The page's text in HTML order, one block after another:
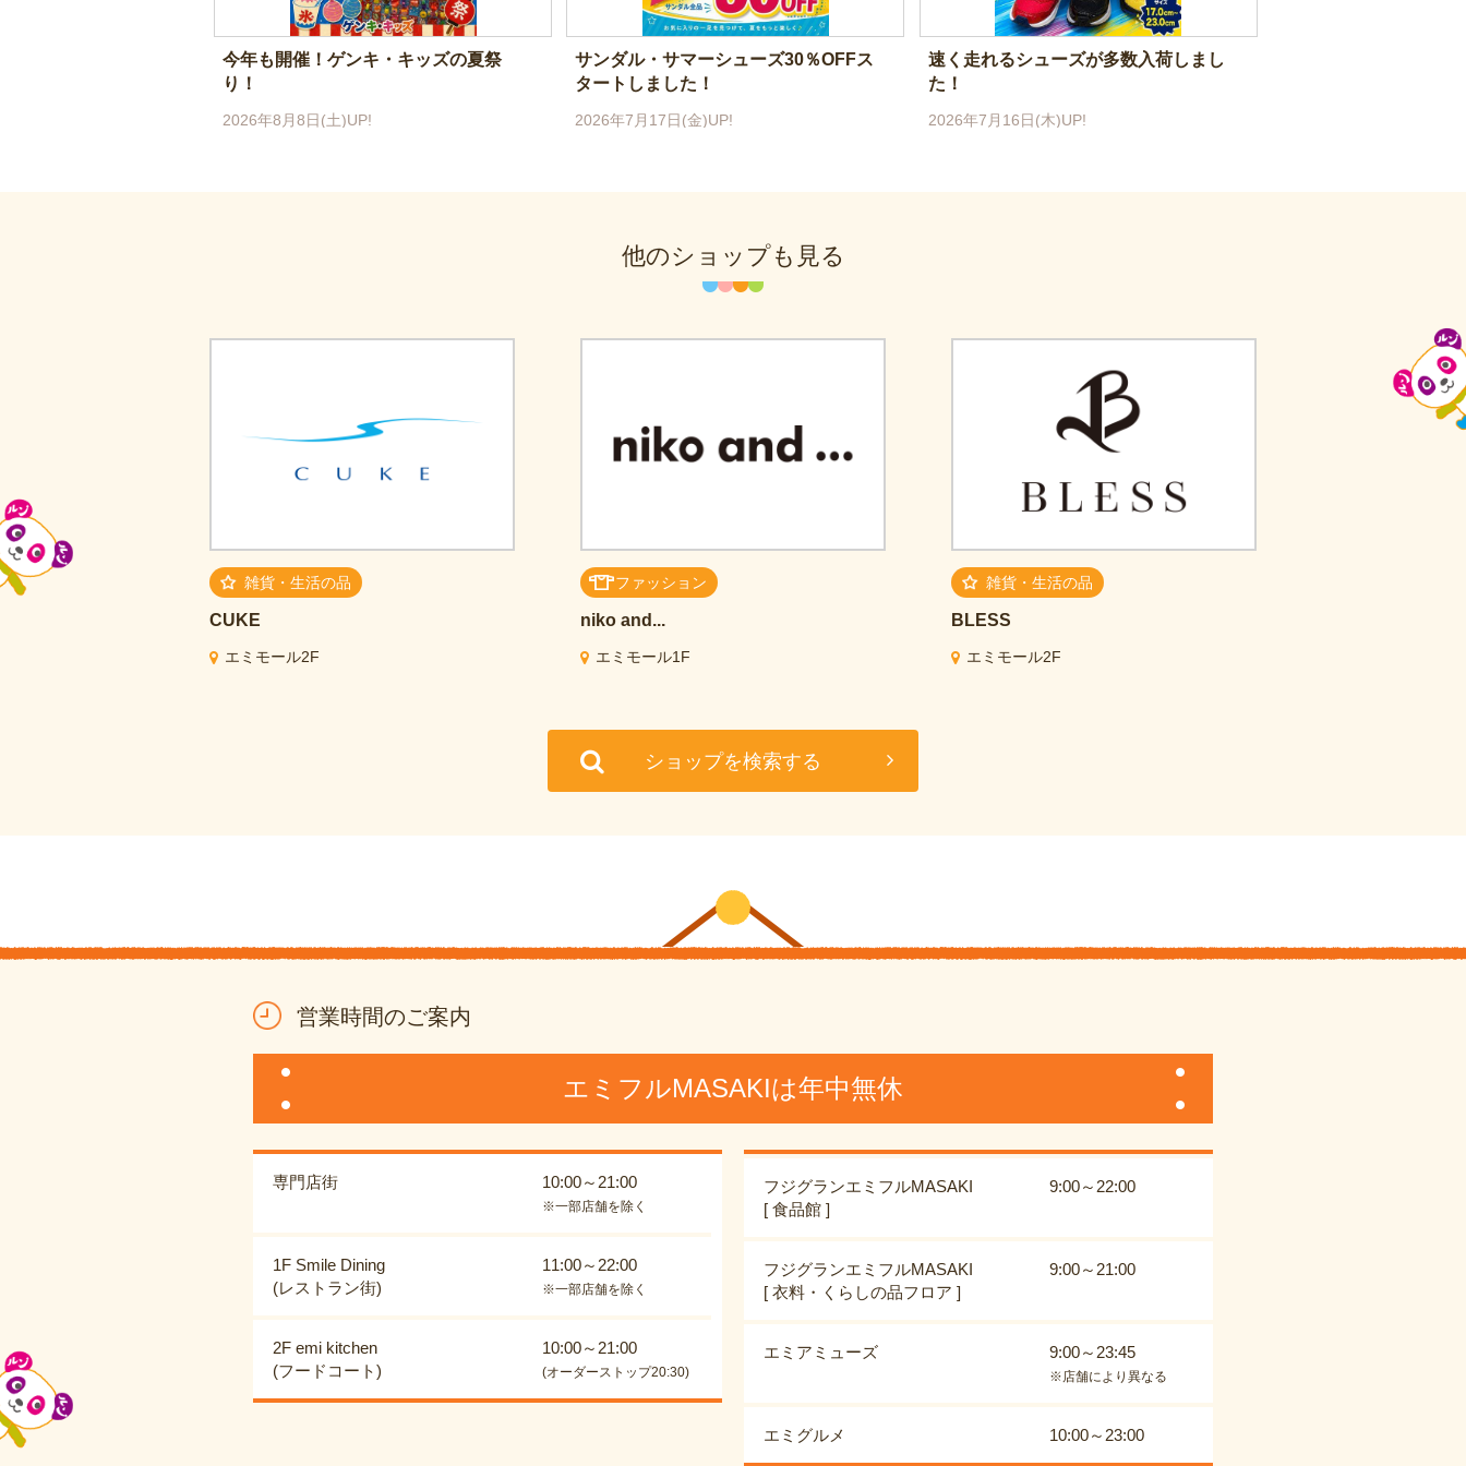
今年も開催！ゲンキ・キッズの夏祭
り！
2026年8月8日(土)UP!
サンダル・サマーシューズ30％OFFス
タートしました！
2026年7月17日(金)UP!
速く走れるシューズが多数入荷しまし
た！
2026年7月16日(木)UP!
他のショップも見る
雑貨・生活の品
CUKE
エミモール2F
ファッション
niko and...
エミモール1F
雑貨・生活の品
BLESS
エミモール2F
ショップを検索する
営業時間のご案内
エミフルMASAKIは年中無休
専門店街 10:00～21:00
※一部店舗を除く
1F Smile Dining
(レストラン街)
11:00～22:00
※一部店舗を除く
2F emi kitchen
(フードコート)
10:00～21:00
(オーダーストップ20:30)
フジグランエミフルMASAKI
[ 食品館 ]
9:00～22:00
フジグランエミフルMASAKI
[ 衣料・くらしの品フロア ]
9:00～21:00
エミアミューズ 9:00～23:45
※店舗により異なる
エミグルメ 10:00～23:00